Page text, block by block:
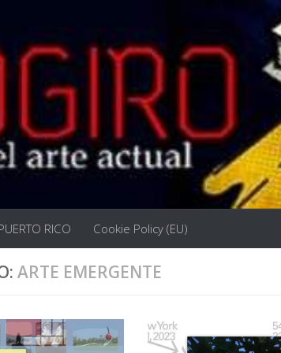
RICO Cookie Policy (EU)
ARTE EMERGENTE